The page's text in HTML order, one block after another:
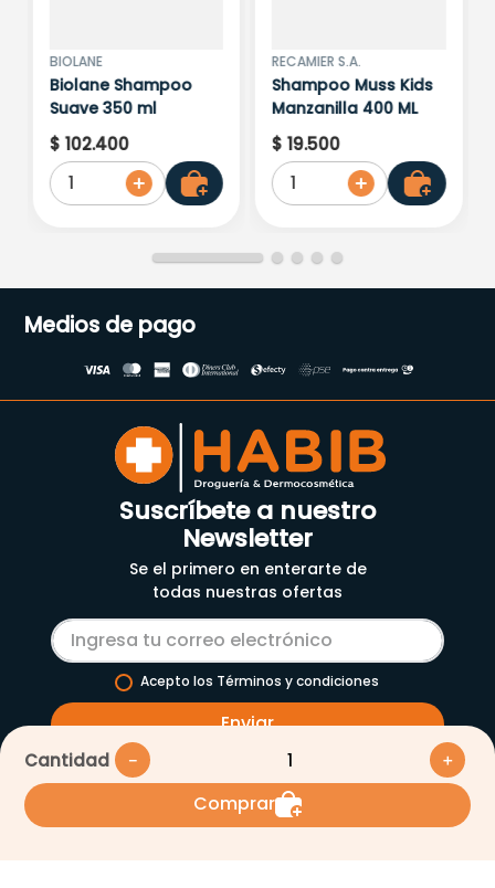
Cantidad ＋
－
Comprar
BIOLANE
Biolane Shampoo
Suave 350 ml
$ 102.400
1
RECAMIER S.A.
Shampoo Muss Kids
Manzanilla 400 ML
$ 19.500
1
Medios de pago
Suscríbete a nuestro
Newsletter
Se el primero en enterarte de
todas nuestras ofertas
Acepto los Términos y condiciones
Enviar
Servicios